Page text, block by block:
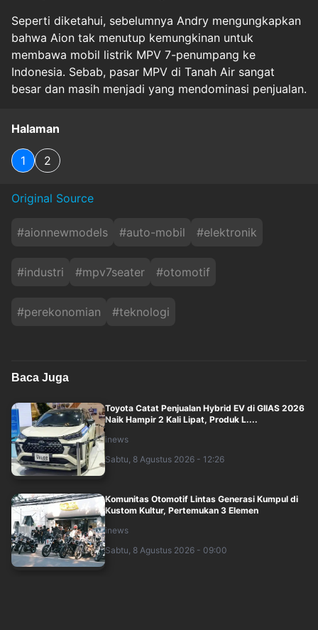
Seperti diketahui, sebelumnya Andry mengungkapkan
bahwa Aion tak menutup kemungkinan untuk
membawa mobil listrik MPV 7-penumpang ke
Indonesia. Sebab, pasar MPV di Tanah Air sangat
besar dan masih menjadi yang mendominasi penjualan.
Halaman
1 2
Original Source
#aionnewmodels #auto-mobil #elektronik
#industri #mpv7seater #otomotif
#perekonomian #teknologi
Baca Juga
Toyota Catat Penjualan Hybrid EV di GIIAS 2026
Naik Hampir 2 Kali Lipat, Produk L....
inews
Sabtu, 8 Agustus 2026 - 12:26
Komunitas Otomotif Lintas Generasi Kumpul di
Kustom Kultur, Pertemukan 3 Elemen
inews
Sabtu, 8 Agustus 2026 - 09:00